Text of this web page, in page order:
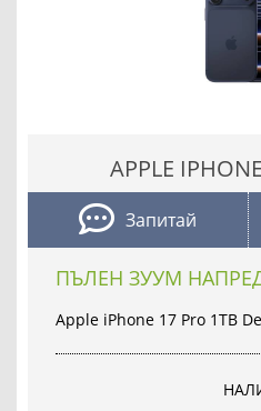
APPLE
Запитай
ПЪЛЕН ЗУУМ
Apple iPhone 17 Pro 1TB